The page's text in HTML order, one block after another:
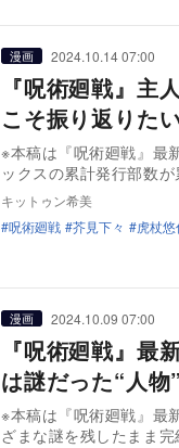
漫画 2024.10.14 07:00
『呪術廻戦』
こそ振り返りた
※本稿は『呪術廻戦』最
ックスの累計発行部数
キットゥン希美
呪術廻戦
芥見下々 虎杖悠
漫画 2024.10.09 07:00
『呪術廻戦』最
は謎だった“人物
※本稿は『呪術廻戦』最
ざまな謎を残したまま